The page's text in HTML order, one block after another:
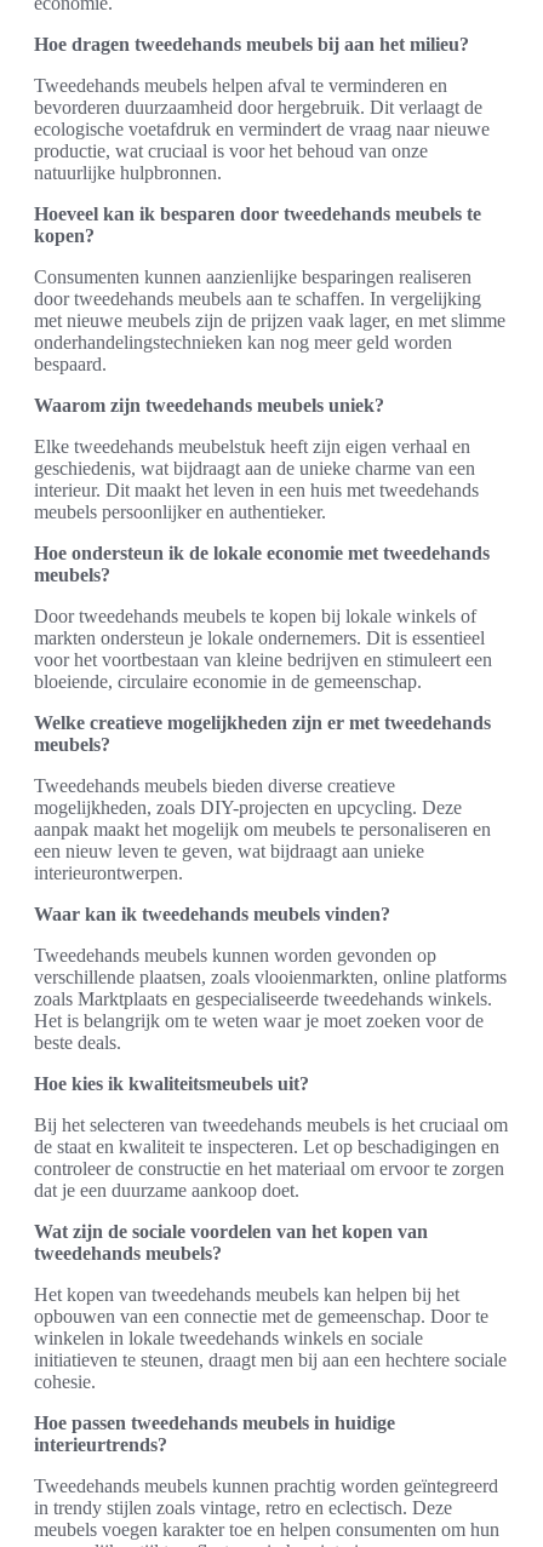
Hoe dragen tweedehands meubels bij aan het milieu?
Tweedehands meubels helpen afval te verminderen en
bevorderen duurzaamheid door hergebruik. Dit verlaagt de
ecologische voetafdruk en vermindert de vraag naar nieuwe
productie, wat cruciaal is voor het behoud van onze
natuurlijke hulpbronnen.
Hoeveel kan ik besparen door tweedehands meubels te
kopen?
Consumenten kunnen aanzienlijke besparingen realiseren
door tweedehands meubels aan te schaffen. In vergelijking
met nieuwe meubels zijn de prijzen vaak lager, en met slimme
onderhandelingstechnieken kan nog meer geld worden
bespaard.
Waarom zijn tweedehands meubels uniek?
Elke tweedehands meubelstuk heeft zijn eigen verhaal en
geschiedenis, wat bijdraagt aan de unieke charme van een
interieur. Dit maakt het leven in een huis met tweedehands
meubels persoonlijker en authentieker.
Hoe ondersteun ik de lokale economie met tweedehands
meubels?
Door tweedehands meubels te kopen bij lokale winkels of
markten ondersteun je lokale ondernemers. Dit is essentieel
voor het voortbestaan van kleine bedrijven en stimuleert een
bloeiende, circulaire economie in de gemeenschap.
Welke creatieve mogelijkheden zijn er met tweedehands
meubels?
Tweedehands meubels bieden diverse creatieve
mogelijkheden, zoals DIY-projecten en upcycling. Deze
aanpak maakt het mogelijk om meubels te personaliseren en
een nieuw leven te geven, wat bijdraagt aan unieke
interieurontwerpen.
Waar kan ik tweedehands meubels vinden?
Tweedehands meubels kunnen worden gevonden op
verschillende plaatsen, zoals vlooienmarkten, online platforms
zoals Marktplaats en gespecialiseerde tweedehands winkels.
Het is belangrijk om te weten waar je moet zoeken voor de
beste deals.
Hoe kies ik kwaliteitsmeubels uit?
Bij het selecteren van tweedehands meubels is het cruciaal om
de staat en kwaliteit te inspecteren. Let op beschadigingen en
controleer de constructie en het materiaal om ervoor te zorgen
dat je een duurzame aankoop doet.
Wat zijn de sociale voordelen van het kopen van
tweedehands meubels?
Het kopen van tweedehands meubels kan helpen bij het
opbouwen van een connectie met de gemeenschap. Door te
winkelen in lokale tweedehands winkels en sociale
initiatieven te steunen, draagt men bij aan een hechtere sociale
cohesie.
Hoe passen tweedehands meubels in huidige
interieurtrends?
Tweedehands meubels kunnen prachtig worden geïntegreerd
in trendy stijlen zoals vintage, retro en eclectisch. Deze
meubels voegen karakter toe en helpen consumenten om hun